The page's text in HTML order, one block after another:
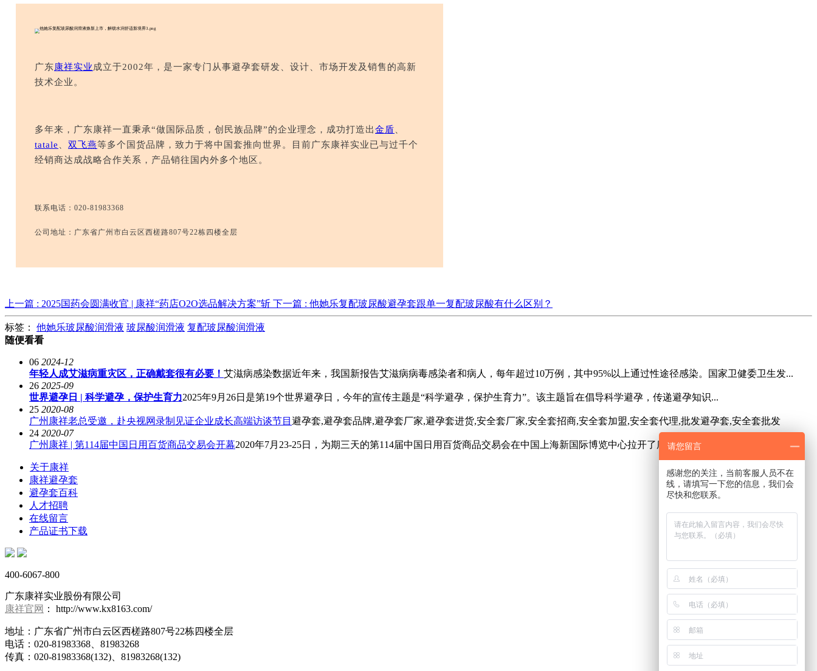
广东康祥实业成立于2002年，是一家专门从事避孕套研发、设计、市场开发及销售的高新
技术企业。
多年来，广东康祥一直秉承“做国际品质，创民族品牌”的企业理念，成功打造出金盾、
tatale 、 双飞燕等多个国货品牌，致力于将中国套推向世界。目前广东康祥实业已与过千个
经销商达成战略合作关系，产品销往国内外多个地区。
联系电话：020-81983368
公司地址：广东省广州市白云区西槎路807号22栋四楼全层
上一篇 : 2025国药会圆满收官 | 康祥“药店O2O选品解决方案”斩 下一篇 : 他她乐复配玻尿酸避孕套跟单一复配玻尿酸有什么区别？
标签： 他她乐玻尿酸润滑液 玻尿酸润滑液 复配玻尿酸润滑液
随便看看
06 2024-12
年轻人成艾滋病重灾区，正确戴套很有必要！ 艾滋病感染数据近年来，我国新报告艾滋病病毒感染者和病人，每年超过10万例，其中95%以上通过性途径感染。国家卫健委卫生发...
26 2025-09
世界避孕日 | 科学避孕，保护生育力2025年9月26日是第19个世界避孕日，今年的宣传主题是“科学避孕，保护生育力”。该主题旨在倡导科学避孕，传递避孕知识...
25 2020-08
广州康祥老总受邀，赴央视网录制见证企业成长高端访谈节目 避孕套,避孕套品牌,避孕套厂家,避孕套进货,安全套厂家,安全套招商,安全套加盟,安全套代理,批发避孕套,安全套批发
24 2020-07
广州康祥 | 第114届中国日用百货商品交易会开幕2020年7月23-25日，为期三天的第114届中国日用百货商品交易会在中国上海新国际博览中心拉开了序幕。上海百货会是亚...
关于康祥
康祥避孕套
避孕套百科
人才招聘
在线留言
产品证书下载
400-6067-800
广东康祥实业股份有限公司
康祥官网 ： http://www.kx8163.com/
地址：广东省广州市白云区西槎路807号22栋四楼全层
电话：020-81983368、81983268
传真：020-81983368(132)、81983268(132)
请您留言
感谢您的关注，当前客服人员不在
线，请填写一下您的信息，我们会
尽快和您联系。